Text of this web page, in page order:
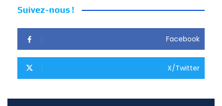
Suivez-nous !
Facebook
X/Twitter